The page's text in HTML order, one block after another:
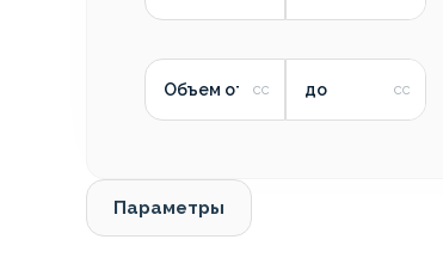
Объем от до
Параметры